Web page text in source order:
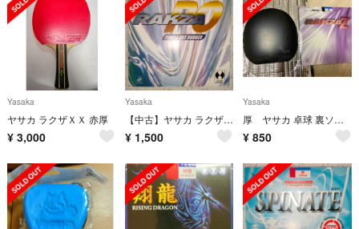
Yasaka
ヤサカ ラクザＸＸ 赤厚
¥ 3,000
Yasaka
【中古】ヤサカ ラクザPO 黒 厚 (回転系表ソフト)
¥ 1,500
Yasaka
厚 ヤサカ 卓球 裏ソフトラバー ラクザZ B87 クロ(90) A(1枚)
¥ 850